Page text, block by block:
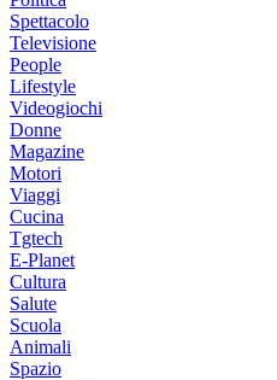
Spettacolo
Televisione
People
Lifestyle
Videogiochi
Donne
Magazine
Motori
Viaggi
Cucina
Tgtech
E-Planet
Cultura
Salute
Scuola
Animali
Spazio